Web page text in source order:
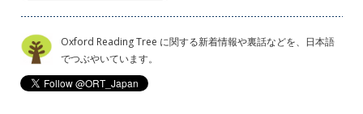
Oxford Reading Tree に関する新着情報や裏話などを、日本語
でつぶやいています。